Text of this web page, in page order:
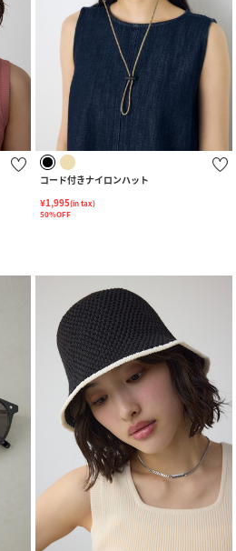
コード付きナイロンハット
¥1,995(in tax)
50%OFF